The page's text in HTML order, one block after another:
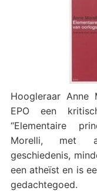
Hoogleraar Anne
EPO een
“Elementaire
Morelli, met
geschiedenis,
een atheïst en is
gedachtegoed.